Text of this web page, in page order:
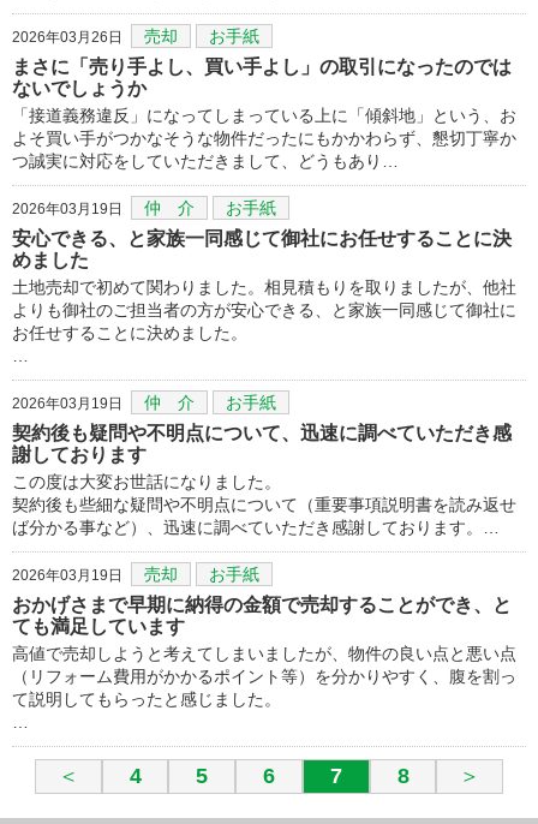
2026年03月26日 売却 お手紙
まさに「売り手よし、買い手よし」の取引になったのでは
ないでしょうか
「接道義務違反」になってしまっている上に「傾斜地」という、お
よそ買い手がつかなそうな物件だったにもかかわらず、懇切丁寧か
つ誠実に対応をしていただきまして、どうもあり…
2026年03月19日 仲 介 お手紙
安心できる、と家族一同感じて御社にお任せすることに決
めました
土地売却で初めて関わりました。相見積もりを取りましたが、他社
よりも御社のご担当者の方が安心できる、と家族一同感じて御社に
お任せすることに決めました。
2026年03月19日 仲 介 お手紙
契約後も疑問や不明点について、迅速に調べていただき感
謝しております
この度は大変お世話になりました。
契約後も些細な疑問や不明点について（重要事項説明書を読み返せ
ば分かる事など）、迅速に調べていただき感謝しております。…
2026年03月19日 売却 お手紙
おかげさまで早期に納得の金額で売却することができ、と
ても満足しています
高値で売却しようと考えてしまいましたが、物件の良い点と悪い点
（リフォーム費用がかかるポイント等）を分かりやすく、腹を割っ
て説明してもらったと感じました。
＜ 4 5 6 7 8 ＞